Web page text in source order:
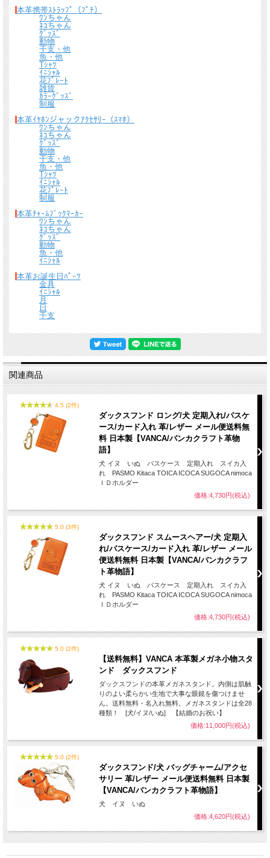
本革携帯ｽﾄﾗｯﾌﾟ（ﾌﾟﾁ）
ﾜﾝちゃん
ﾈｺちゃん
ｸﾞｯｽﾞ
動物
干支・他
魚・他
Tｼｬﾂ
ｲﾆｼｬﾙ
花ﾌﾟﾚｰﾄ
雑貨
ｶﾗｰｸﾞｯｽﾞ
制服
本革ｲﾔﾎﾝジャックｱｸｾｻﾘｰ（ｽﾏﾎ）
ﾜﾝちゃん
ﾈｺちゃん
ｸﾞｯｽﾞ
動物
干支・他
魚・他
Tｼｬﾂ
ｲﾆｼｬﾙ
花ﾌﾟﾚｰﾄ
制服
本革ﾁｬｰﾑﾌﾞｯｸﾏｰｶｰ
ﾜﾝちゃん
ﾈｺちゃん
ｸﾞｯｽﾞ
動物
魚・他
ｲﾆｼｬﾙ
本革お誕生日ﾊﾟｰﾂ
金具
ｲﾆｼｬﾙ
月
日
干支
関連商品
4.5 (2件)
ダックスフンド ロング/犬 定期入れ/パスケ
ース/カード入れ 革/レザー メール便送料無
料 日本製【VANCA/バンカクラフト革物
語】
犬 イヌ いぬ パスケース 定期入れ スイカ入
れ PASMO Kitaca TOICA ICOCA SUGOCA nimoca
ＩＤホルダー
価格:4,730円(税込)
5.0 (3件)
ダックスフンド スムースヘアー/犬 定期入
れ/パスケース/カード入れ 革/レザー メール
便送料無料 日本製【VANCA/バンカクラフ
ト革物語】
犬 イヌ いぬ パスケース 定期入れ スイカ入
れ PASMO Kitaca TOICA ICOCA SUGOCA nimoca
ＩＤホルダー
価格:4,730円(税込)
5.0 (2件)
【送料無料】VANCA 本革製メガネ小物スタ
ンド ダックスフンド
ダックスフンドの本革メガネスタンド。内側は肌触
りのよい柔らかい生地で大事な眼鏡を傷つけませ
ん。送料無料・名入れ無料。メガネスタンドは全28
種類！ [犬/イヌ/いぬ] 【結婚のお祝い】
価格:11,000円(税込)
5.0 (2件)
ダックスフンド/犬 バッグチャーム/アクセ
サリー 革/レザー メール便送料無料 日本製
【VANCA/バンカクラフト革物語】
犬 イヌ いぬ
価格:4,620円(税込)